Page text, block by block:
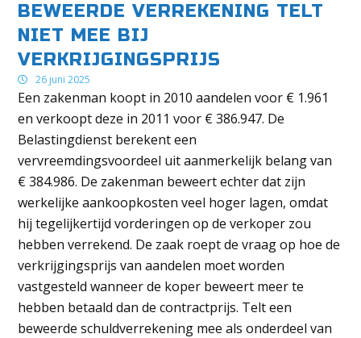
BEWEERDE VERREKENING TELT
NIET MEE BIJ
VERKRIJGINGSPRIJS
26 juni 2025
Een zakenman koopt in 2010 aandelen voor € 1.961
en verkoopt deze in 2011 voor € 386.947. De
Belastingdienst berekent een
vervreemdingsvoordeel uit aanmerkelijk belang van
€ 384.986. De zakenman beweert echter dat zijn
werkelijke aankoopkosten veel hoger lagen, omdat
hij tegelijkertijd vorderingen op de verkoper zou
hebben verrekend. De zaak roept de vraag op hoe de
verkrijgingsprijs van aandelen moet worden
vastgesteld wanneer de koper beweert meer te
hebben betaald dan de contractprijs. Telt een
beweerde schuldverrekening mee als onderdeel van